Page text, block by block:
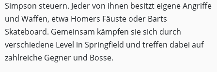
Simpson steuern. Jeder von ihnen besitzt eigene Angriffe
und Waffen, etwa Homers Fäuste oder Barts
Skateboard. Gemeinsam kämpfen sie sich durch
verschiedene Level in Springfield und treffen dabei auf
zahlreiche Gegner und Bosse.